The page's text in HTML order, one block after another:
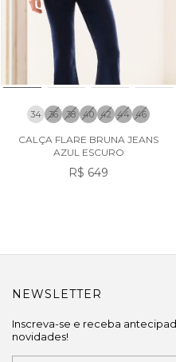
34 36 38 40 42 44 46
CALÇA FLARE BRUNA JEANS
AZUL ESCURO
R$ 649
NEWSLETTER
Inscreva-se e receba
novidades!